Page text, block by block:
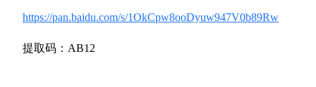
https://pan.baidu.com/s/1OkCpw8ooDyuw947V0b89Rw
提取码：AB12